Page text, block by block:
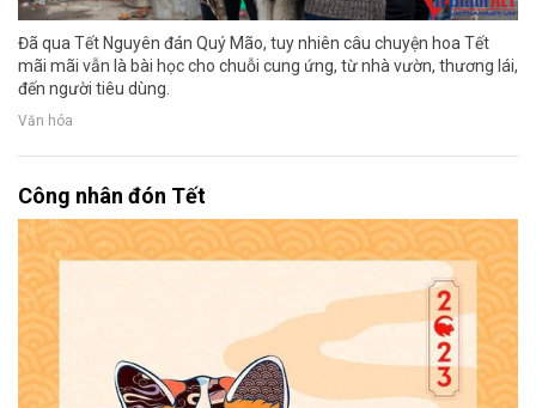
Đã qua Tết Nguyên đán Quý Mão, tuy nhiên câu chuyện hoa Tết
mãi mãi vẫn là bài học cho chuỗi cung ứng, từ nhà vườn, thương lái,
đến người tiêu dùng.
Văn hóa
Công nhân đón Tết